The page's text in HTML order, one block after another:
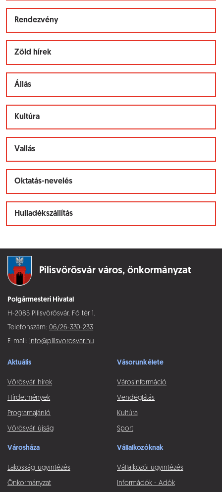
Rendezvény
Zöld hírek
Állás
Kultúra
Vallás
Oktatás-nevelés
Hulladékszállítás
Pilisvörösvár város, önkormányzat
Polgármesteri Hivatal
H-2085 Pilisvörösvár, Fő tér 1.
Telefonszám: 06/26-330-233
E-mail: info@pilisvorosvar.hu
Aktuális
Vörösvári hírek
Hírdetmények
Programajánló
Vörösvári újság
Vásorunk élete
Városinformáció
Vendéglátás
Kultúra
Sport
Városháza
Lakossági ügyintézés
Önkormányzat
Vállalkozóknak
Vállalkozói ügyintézés
Információk - Adók